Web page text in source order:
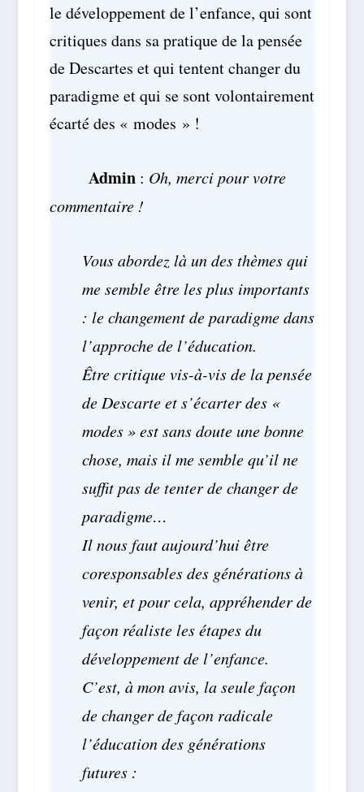
le développement de l’enfance, qui sont
critiques dans sa pratique de la pensée
de Descartes et qui tentent changer du
paradigme et qui se sont volontairement
écarté des « modes » !
Admin: Oh, merci pour votre
commentaire !
Vous abordez là un des thèmes qui
me semble être les plus importants
: le changement de paradigme dans
l’approche de l’éducation.
Être critique vis-à-vis de la pensée
de Descarte et s’écarter des «
modes » est sans doute une bonne
chose, mais il me semble qu’il ne
suffit pas de tenter de changer de
paradigme…
Il nous faut aujourd’hui être
coresponsables des générations à
venir, et pour cela, appréhender de
façon réaliste les étapes du
développement de l’enfance.
C’est, à mon avis, la seule façon
de changer de façon radicale
l’éducation des générations
futures :